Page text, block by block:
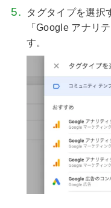
タグタイプを選択
「Google アナリ
す。